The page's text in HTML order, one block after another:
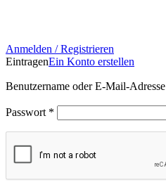
Anmelden / Registrieren
EintragenEin Konto erstellen
Benutzername oder E-Mail-Adresse
Passwort *